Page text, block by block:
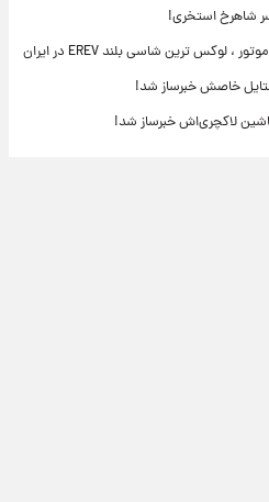
شاهرخ استخری!
خاصش خبرساز شد!
لاکچری‌اش خبرساز شد!